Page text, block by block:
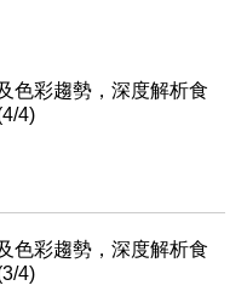
色彩趨勢，深度解析食
4)
色彩趨勢，深度解析食
4)